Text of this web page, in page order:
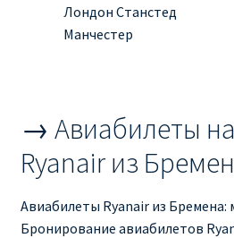
РАЙАНЭЙР НА РУССКОМ |
Регистрация ребенка на рейс
Рим
Рождественские направления от
Лондон Станстед
Манчестер
→ Авиабилеты
Ryanair из
Авиабилеты Ryanair из
Бронирование авиабилетов